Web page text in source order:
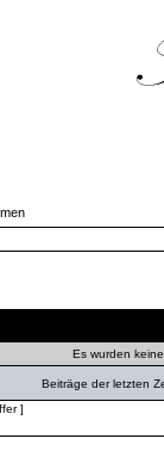
Es wurden
Beiträge der letzten
]